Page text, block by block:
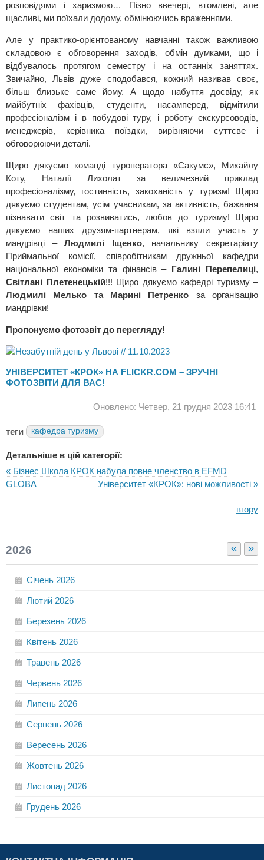
розповідями і харизмою… Пізно ввечері, втомлені, але
щасливі, ми поїхали додому, обмінюючись враженнями.
Але у практико-орієнтованому навчанні також важливою
складовою є обговорення заходів, обмін думками, що і
відбувалось протягом семестру і на останніх заняттях.
Звичайно, Львів дуже сподобався, кожний називав своє,
більш близьке саме йому. А щодо набуття досвіду, як
майбутніх фахівців, студенти, насамперед, відмітили
професіоналізм і в побудові туру, і роботу екскурсоводів,
менеджерів, керівника поїздки, вирізняючи суттєве і
обговорюючи деталі.
Щиро дякуємо команді туроператора «Сакумс», Михайлу
Коту, Наталії Лихолат за величезний приклад
професіоналізму, гостинність, закоханість у туризм! Щиро
дякуємо студентам, усім учасникам, за активність, бажання
пізнавати світ та розвиватись, любов до туризму! Щиро
дякуємо наших друзям-партнерам, які взяли участь у
мандрівці –Людмилі Іщенко, начальнику секретаріату
Приймальної комісії, співробітникам дружньої кафедри
національної економіки та фінансів – Галині Перепелиці,
Світлані Плетенецькій!!! Щиро дякуємо кафедрі туризму –
Людмилі Мелько та Марині Петренко за організацію
мандрівки!
Пропонуємо фотозвіт до перегляду!
УНІВЕРСИТЕТ «КРОК» НА FLICKR.COM – ЗРУЧНІ
ФОТОЗВІТИ ДЛЯ ВАС!
Оновлено: Четвер, 21 грудня 2023 16:41
теги кафедра туризму
Детальніше в цій категорії:
« Бізнес Школа КРОК набула повне членство в EFMD
GLOBA
Університет «КРОК»: нові можливості »
вгору
« »
2026
Січень 2026
Лютий 2026
Березень 2026
Квітень 2026
Травень 2026
Червень 2026
Липень 2026
Серпень 2026
Вересень 2026
Жовтень 2026
Листопад 2026
Грудень 2026